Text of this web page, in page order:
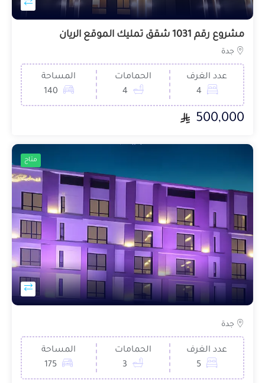
مشروع رقم 1031 شقق تمليك الموقع الريان
جدة
عدد الغرف
4
الحمامات
4
المساحة
140
500,000
متاح
جدة
عدد الغرف
5
الحمامات
3
المساحة
175